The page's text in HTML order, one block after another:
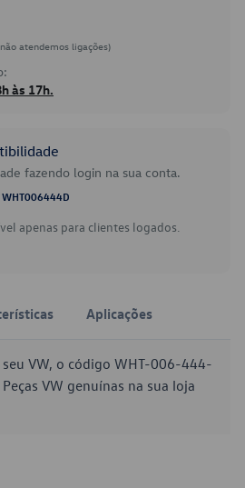
atendemos ligações)
às 17h.
fazendo login na sua conta.
WHT006444D
apenas para clientes logados.
Aplicações
VW, o código WHT-006-444-
VW genuínas na sua loja